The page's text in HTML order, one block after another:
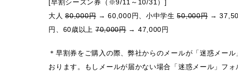
[早割シーズン券（※9/11～10/31）]
大人80,000円→ 60,000円、小中学生50,000円→
円、60歳以上70,000円→ 47,000円
＊早割券をご購入の際、弊社からのメールが「迷惑メー
おります。もしメールが届かない場合「迷惑メール」フォ